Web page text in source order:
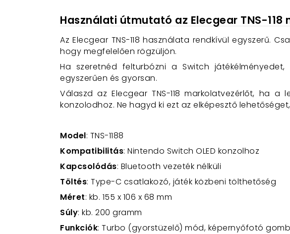
Használati útmutató az Elecgear TNS-
Az Elecgear TNS-118 használata rendkívül egyszerű.
hogy megfelelően rögzüljön.
Ha szeretnéd felturbózni a Switch
egyszerűen és gyorsan.
Válaszd az Elecgear TNS-118 markolatvezérlőt, ha
konzolodhoz. Ne hagyd ki ezt az elképesztő
Model: TNS-1188
Kompatibilitás: Nintendo Switch OLED konzolhoz
Kapcsolódás: Bluetooth vezeték nélküli
Töltés: Type-C csatlakozó, játék közbeni tölthetőség
Méret: kb. 155 x 106 x 68 mm
Súly: kb. 200 gramm
Funkciók: Turbo (gyorstüzelő) mód, képernyőfotó